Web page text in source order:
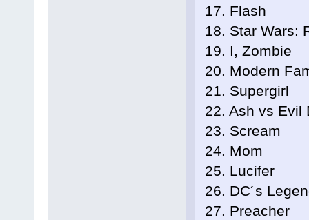
17. Flash
18. Star Wars:
19. I, Zombie
20. Modern
21. Supergirl
22. Ash vs Evil
23. Scream
24. Mom
25. Lucifer
26. DC´s
27. Preacher